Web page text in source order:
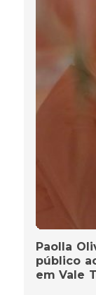
Paolla
público
em Vale